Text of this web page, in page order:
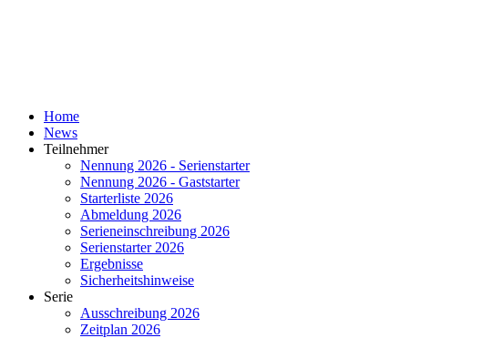
Home
News
Teilnehmer
Nennung 2026 - Serienstarter
Nennung 2026 - Gaststarter
Starterliste 2026
Abmeldung 2026
Serieneinschreibung 2026
Serienstarter 2026
Ergebnisse
Sicherheitshinweise
Serie
Ausschreibung 2026
Zeitplan 2026